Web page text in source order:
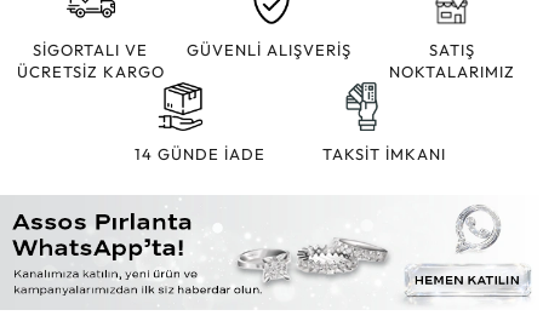
SİGORTALI VE
ÜCRETSİZ KARGO
GÜVENLİ ALIŞVERİŞ
SATIŞ
NOKTALARIMIZ
14 GÜNDE İADE TAKSİT İMKANI